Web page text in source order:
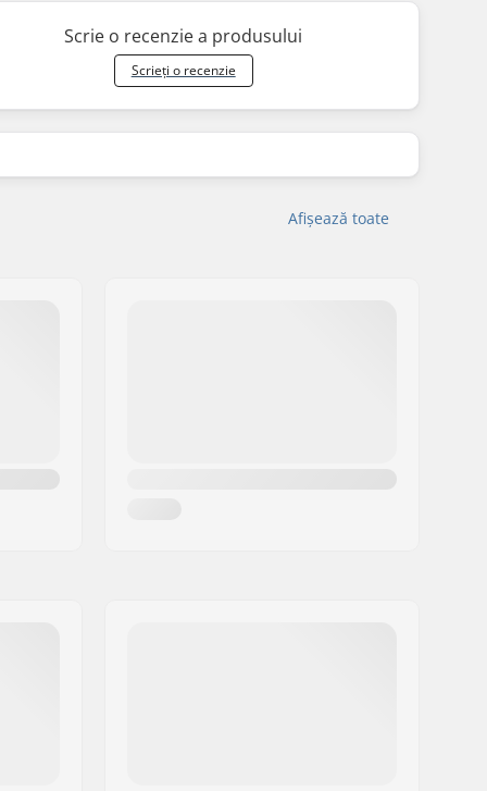
Scrie o recenzie a produsului
Scrieți o recenzie
Afișează toate